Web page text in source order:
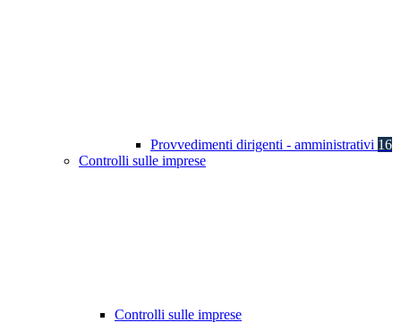
Provvedimenti dirigenti - amministrativi 16
Controlli sulle imprese
Controlli sulle imprese